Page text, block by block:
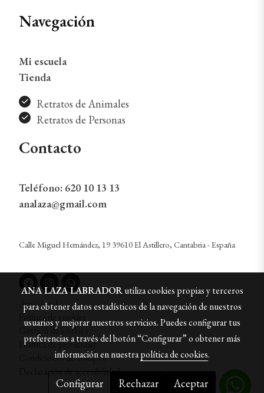
Navegación
Mi escuela
Tienda
Retratos de Animales
Retratos de Personas
Contacto
Teléfono: 620 10 13 13
analaza@gmail.com
Calle Miguel Hernández, 19 39610 El Astillero, Cantabria - España
Aviso legal
Política de cookies
Gestión de cookies
Política de privacidad
Condiciones de compra
Declaración de accesibilidad
ANA LAZA LABRADORutiliza cookies propias y terceros
para obtener datos estadísticos de la navegación de nuestros
usuarios y mejorar nuestros servicios. Puedes configurar tus
preferencias a través del botón “Configurar” o obtener más
información en nuestrapolítica de cookies.
Configurar Rechazar Aceptar